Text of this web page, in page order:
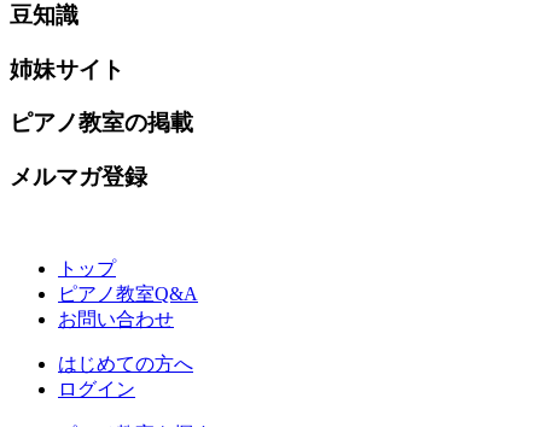
豆知識
姉妹サイト
ピアノ教室の掲載
メルマガ登録
トップ
ピアノ教室Q&A
お問い合わせ
はじめての方へ
ログイン